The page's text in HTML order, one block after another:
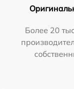
Более 20